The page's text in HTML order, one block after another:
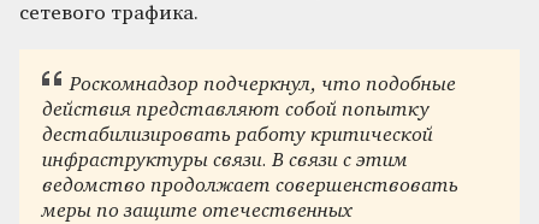
сетевого трафика.
Роскомнадзор подчеркнул, что подобные
действия представляют собой попытку
дестабилизировать работу критической
инфраструктуры связи. В связи с этим
ведомство продолжает совершенствовать
меры по защите отечественных